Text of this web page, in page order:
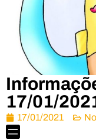
17/01/
17/01/2021